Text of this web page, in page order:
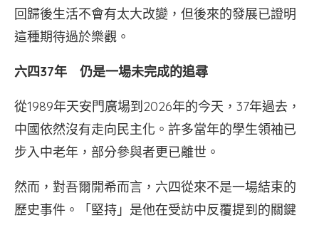
回歸後生活不會有太大改變，但後來的發展已證明
這種期待過於樂觀。
六四37年 仍是一場未完成的追尋
從1989年天安門廣場到2026年的今天，37年過去，
中國依然沒有走向民主化。許多當年的學生領袖已
步入中老年，部分參與者更已離世。
然而，對吾爾開希而言，六四從來不是一場結束的
歷史事件。「堅持」是他在受訪中反覆提到的關鍵